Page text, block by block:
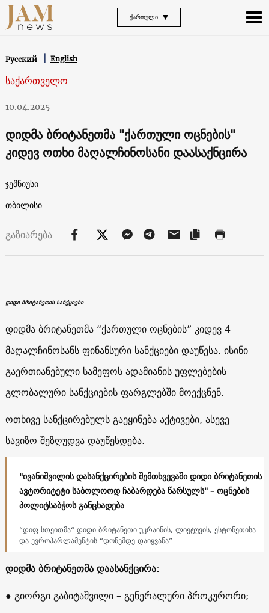
ᲥᲐᲠᲗᲣᲚᲘ
Русский English
საქართველო
10.04.2025
დიდმა ბრიტანეთმა "ქართული ოცნების"
კიდევ ოთხი მაღალჩინოსანი დაასაქნცირა
ჯემნიუსი
თბილისი
გაზიარება
დიდი ბრიტანეთის სანქციები
დიდმა ბრიტანეთმა “ქართული ოცნების” კიდევ 4
მაღალჩინოსანს ფინანსური სანქციები დაუწესა. ისინი
გაერთიანებული სამეფოს ადამიანის უფლებების
გლობალური სანქციების ფარგლებში მოექცნენ.
ოთხივე სანქცირებულს გაეყინება აქტივები, ასევე
სავიზო შეზღუდვა დაუწესდება.
"ივანიშვილის დასანქცირების შემთხვევაში დიდი ბრიტანეთის
ავტორიტეტი საბოლოოდ ჩაბარდება წარსულს" – ოცნების
პოლიტსაბჭოს განცხადება
“დიფ სთეითმა“ დიდი ბრიტანეთი უკრაინის, ლიეტუვის, ესტონეთისა
და ევროპარლამენტის “დონემდე დაიყვანა”
დიდმა ბრიტანეთმა დაასანქცირა:
● გიორგი გაბიტაშვილი – გენერალური პროკურორი;